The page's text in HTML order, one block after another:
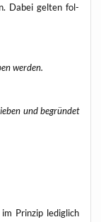
Dabei gel­ten fol­
werden.
und begrün­det
Prin­zip ledig­lich